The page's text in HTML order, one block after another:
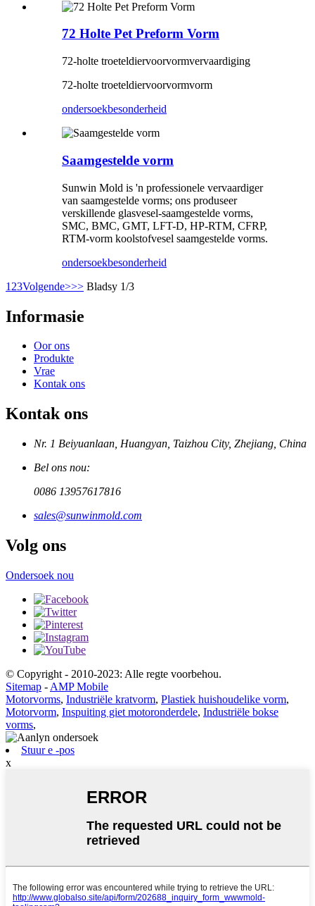
72 Holte Pet Preform Vorm
72-holte troeteldiervoorvormvervaardiging
72-holte troeteldiervoorvormvorm
ondersoekbesonderheid
Saamgestelde vorm
Sunwin Mold is 'n professionele vervaardiger
van saamgestelde vorms; ons produseer
verskillende glasvesel-saamgestelde vorms,
SMC, BMC, GMT, LFT-D, HP-RTM, CFRP,
RTM-vorm koolstofvesel saamgestelde vorms.
ondersoekbesonderheid
1 23Volgende>>> Bladsy 1/3
Informasie
Oor ons
Produkte
Vrae
Kontak ons
Kontak ons
Nr. 1 Beiyuanlaan, Huangyan, Taizhou City, Zhejiang, China
Bel ons nou:
0086 13957617816
sales@sunwinmold.com
Volg ons
Ondersoek nou
© Copyright - 2010-2023: Alle regte voorbehou.
Sitemap - AMP Mobile
Motorvorms, Industriële kratvorm, Plastiek huishoudelike vorm,
Motorvorm, Inspuiting giet motoronderdele, Industriële bokse
vorms,
Stuur e -pos
x